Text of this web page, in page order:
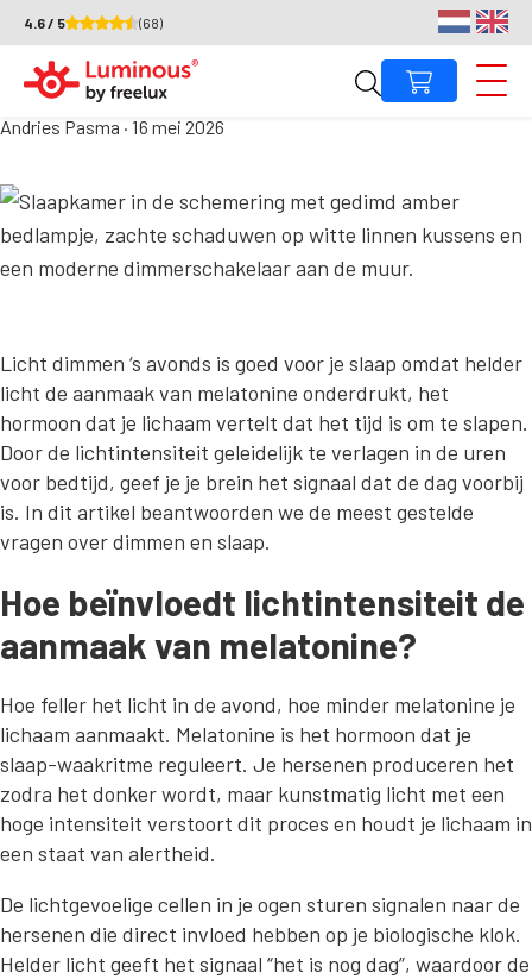
4.6 / 5 (68)
Waarom is licht dimmen ‘s
avonds goed voor je slaap?
Andries Pasma · 16 mei 2026
Licht dimmen ‘s avonds is goed voor je slaap omdat helder
licht de aanmaak van melatonine onderdrukt, het
hormoon dat je lichaam vertelt dat het tijd is om te slapen.
Door de lichtintensiteit geleidelijk te verlagen in de uren
voor bedtijd, geef je je brein het signaal dat de dag voorbij
is. In dit artikel beantwoorden we de meest gestelde
vragen over dimmen en slaap.
Hoe beïnvloedt lichtintensiteit de
aanmaak van melatonine?
Hoe feller het licht in de avond, hoe minder melatonine je
lichaam aanmaakt. Melatonine is het hormoon dat je
slaap-waakritme reguleert. Je hersenen produceren het
zodra het donker wordt, maar kunstmatig licht met een
hoge intensiteit verstoort dit proces en houdt je lichaam in
een staat van alertheid.
De lichtgevoelige cellen in je ogen sturen signalen naar de
hersenen die direct invloed hebben op je biologische klok.
Helder licht geeft het signaal “het is nog dag”, waardoor de